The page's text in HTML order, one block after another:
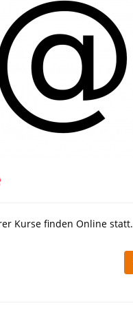
Kurse finden Online statt.